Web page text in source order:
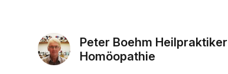
Peter Boehm Heilpraktiker
Homöopathie